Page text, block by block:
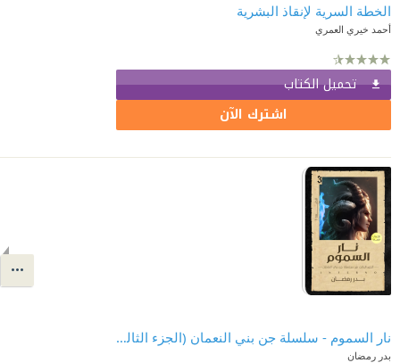
الخطة السرية لإنقاذ البشرية
أحمد خيري العمري
تحميل الكتاب
اشترك الآن
نار السموم - سلسلة جن بني النعمان (الجزء الثالث)
بدر رمضان